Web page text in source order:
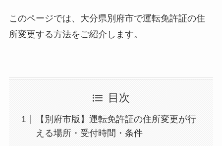
このページでは、大分県別府市で運転免許証の住
所変更する方法をご紹介します。
目次
【別府市版】運転免許証の住所変更が行
える場所・受付時間・条件